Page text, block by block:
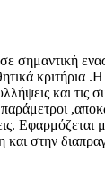
σημαντική
κριτήρια .Η
και τις
Εφαρμόζεται
στην